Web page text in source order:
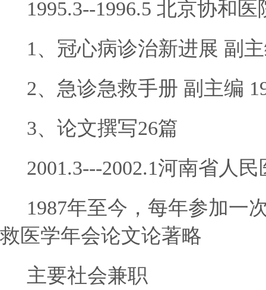
1995.3--1996.5 北京协和医
1、冠心病诊治新进展 副主
2、急诊急救手册 副主编
3、论文撰写26篇
2001.3---2002.1河南省人
1987年至今，每年参加一
救医学年会论文论著略
主要社会兼职